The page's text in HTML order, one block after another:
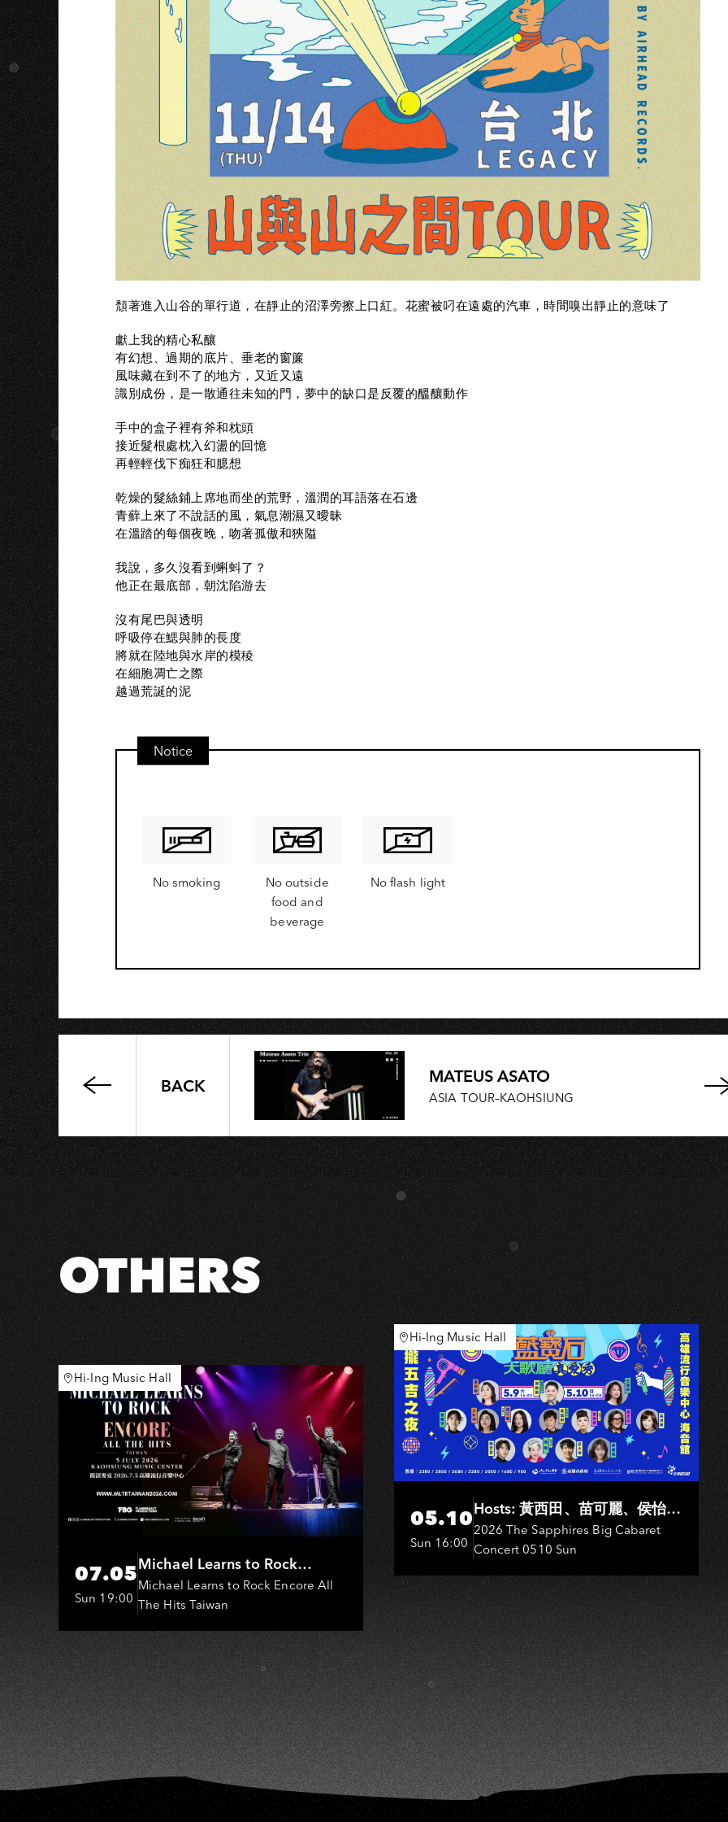
頹著進入山谷的單行道，在靜止的沼澤旁擦上口紅。花蜜被叼在遠處的汽車，時間嗅出靜止的意味了
獻上我的精心私釀
有幻想、過期的底片、垂老的窗簾
風味藏在到不了的地方，又近又遠
識別成份，是一散通往未知的門，夢中的缺口是反覆的醞釀動作
手中的盒子裡有斧和枕頭
接近髮根處枕入幻盪的回憶
再輕輕伐下痴狂和臆想
乾燥的髮絲鋪上席地而坐的荒野，溫潤的耳語落在石邊
青蘚上來了不說話的風，氣息潮濕又曖昧
在溫踏的每個夜晚，吻著孤傲和狹隘
我說，多久沒看到蝌蚪了？
他正在最底部，朝沈陷游去
沒有尾巴與透明
呼吸停在鰓與肺的長度
將就在陸地與水岸的模稜
在細胞凋亡之際
越過荒誕的泥
Notice
No smoking
No outside
food and
beverage
No flash light
League
BACK MATEUS ASATO
ASIA TOUR–KAOHSIUNG
OTHERS
Hi-Ing Music Hall
07.05
Sun 19:00
Michael Learns to Rock
(MLTR)
Michael Learns to Rock Encore All
The Hits Taiwan
Hi-Ing Music Hall
05.10
Sun 16:00
Hosts: 黃西田、苗可麗、侯怡
君．Entertainers: 葉啟田、鳥來
嬤-吳敏、王彩樺、王瑞霞、吳
淑敏、施文彬、邵大倫、曹雅
雯、陳孟賢、黃露瑤
2026 The Sapphires Big Cabaret
Concert 0510 Sun